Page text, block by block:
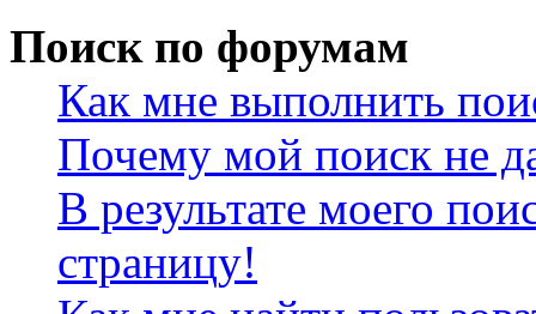
Поиск по форумам
Как мне выполнить
Почему мой поиск не
В результате моего
страницу!